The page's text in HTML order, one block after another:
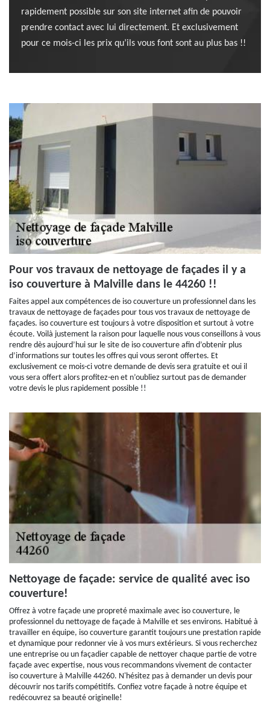
rapidement possible sur son site internet afin de pouvoir
prendre contact avec lui directement. Et exclusivement
pour ce mois-ci les prix qu’ils vous font sont au plus bas !!
Pour vos travaux de nettoyage de façades il y a
iso couverture à Malville dans le 44260 !!
Faites appel aux compétences de iso couverture un professionnel dans les
travaux de nettoyage de façades pour tous vos travaux de nettoyage de
façades. iso couverture est toujours à votre disposition et surtout à votre
écoute. Voilà justement la raison pour laquelle nous vous conseillons à vous
rendre dès aujourd’hui sur le site de iso couverture afin d’obtenir plus
d’informations sur toutes les offres qui vous seront offertes. Et
exclusivement ce mois-ci votre demande de devis sera gratuite et oui il
vous sera offert alors profitez-en et n’oubliez surtout pas de demander
votre devis le plus rapidement possible !!
Nettoyage de façade: service de qualité avec iso
couverture!
Offrez à votre façade une propreté maximale avec iso couverture, le
professionnel du nettoyage de façade à Malville et ses environs. Habitué à
travailler en équipe, iso couverture garantit toujours une prestation rapide
et dynamique pour redonner vie à vos murs extérieurs. Si vous recherchez
une entreprise ou un façadier capable de nettoyer chaque partie de votre
façade avec expertise, nous vous recommandons vivement de contacter
iso couverture à Malville 44260. N'hésitez pas à demander un devis pour
découvrir nos tarifs compétitifs. Confiez votre façade à notre équipe et
redécouvrez sa beauté originelle!